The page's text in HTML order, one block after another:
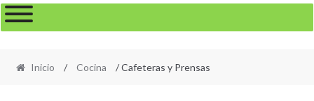
Inicio / Cocina / Cafeteras y Prensas